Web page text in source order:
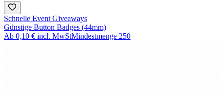
Schnelle Event Giveaways
Günstige Button Badges (44mm)
Ab 0,10 € incl. MwStMindestmenge 250